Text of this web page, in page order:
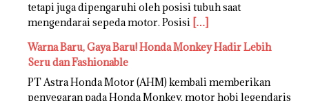
tetapi juga dipengaruhi oleh posisi tubuh saat
mengendarai sepeda motor. Posisi […]
Warna Baru, Gaya Baru! Honda Monkey Hadir Lebih
Seru dan Fashionable
PT Astra Honda Motor (AHM) kembali memberikan
penyegaran pada Honda Monkey, motor hobi legendaris